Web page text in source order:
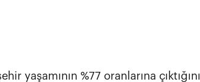
yaşamının %77 oranlarına çıktığını